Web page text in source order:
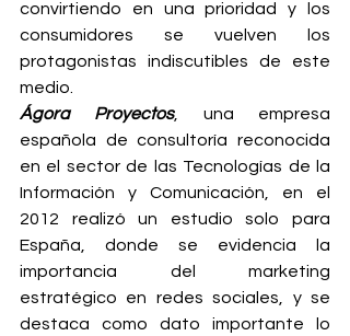
convirtiendo en una prioridad y los
consumidores se vuelven los
protagonistas indiscutibles de este
medio.
Ágora Proyectos, una empresa
española de consultoría reconocida
en el sector de las Tecnologías de la
Información y Comunicación, en el
2012 realizó un estudio solo para
España, donde se evidencia la
importancia del marketing
estratégico en redes sociales, y se
destaca como dato importante lo